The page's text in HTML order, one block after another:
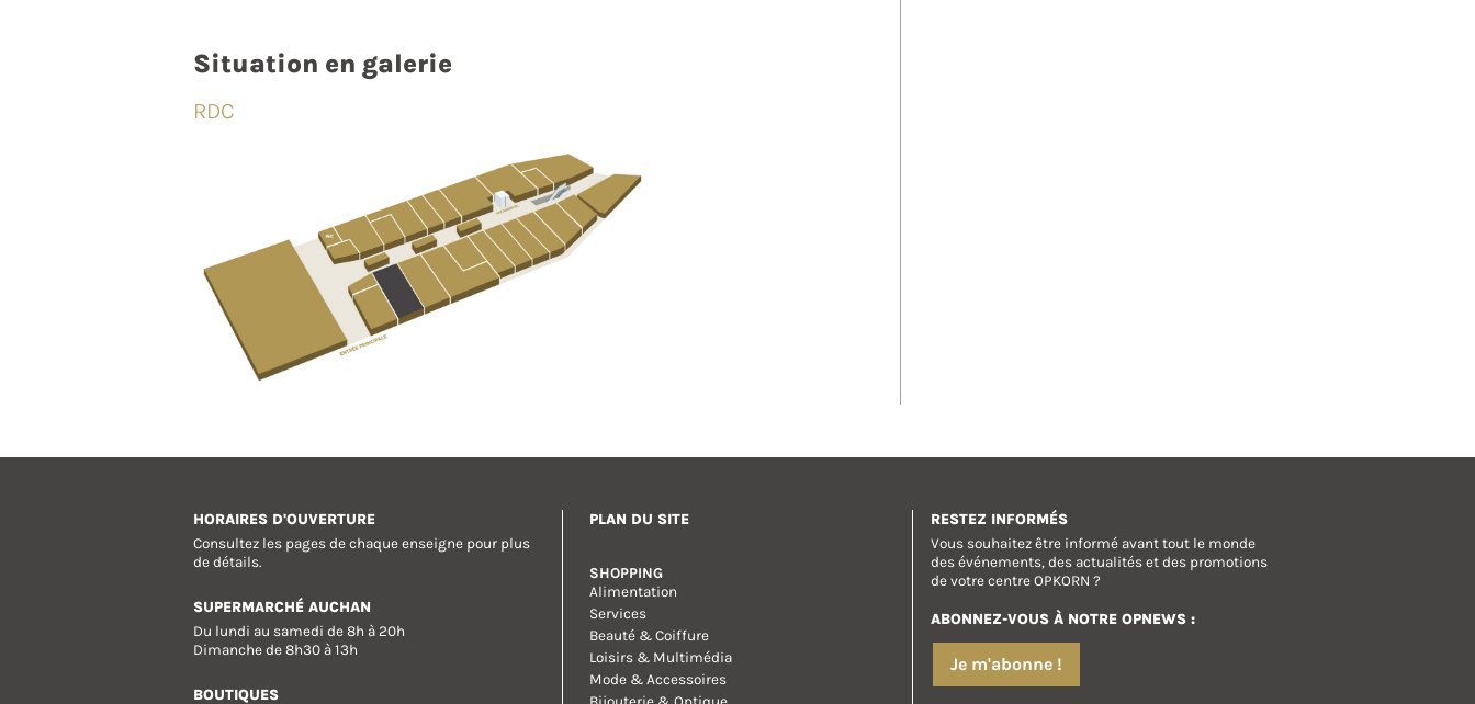
Situation en galerie
RDC
HORAIRES D'OUVERTURE
Consultez les pages de chaque enseigne pour plus
de détails.
SUPERMARCHÉ AUCHAN
Du lundi au samedi de 8h à 20h
Dimanche de 8h30 à 13h
BOUTIQUES
PLAN DU SITE
SHOPPING
Alimentation
Services
Beauté & Coiffure
Loisirs & Multimédia
Mode & Accessoires
RESTEZ INFORMÉS
Vous souhaitez être informé avant tout le monde
des événements, des actualités et des promotions
de votre centre OPKORN ?
ABONNEZ-VOUS À NOTRE OPNEWS :
Je m'abonne !